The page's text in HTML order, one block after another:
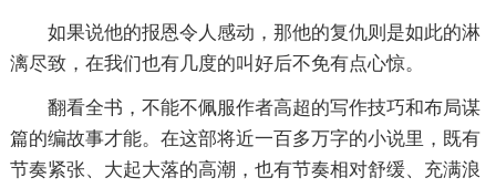
如果说他的报恩令人感动，那他的复仇则是如此的淋
漓尽致，在我们也有几度的叫好后不免有点心惊。
翻看全书，不能不佩服作者高超的写作技巧和布局谋
篇的编故事才能。在这部将近一百多万字的小说里，既有
节奏紧张、大起大落的高潮，也有节奏相对舒缓、充满浪